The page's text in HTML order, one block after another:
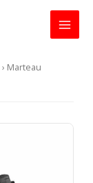
› Marteau